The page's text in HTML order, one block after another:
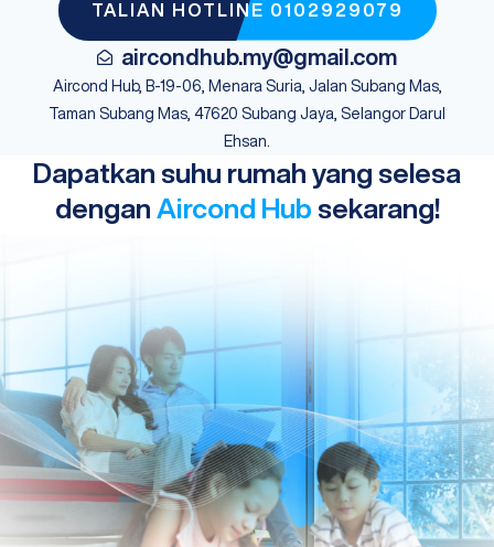
TALIAN HOTLINE 0102929079
aircondhub.my@gmail.com
Aircond Hub, B-19-06, Menara Suria, Jalan Subang Mas,
Taman Subang Mas, 47620 Subang Jaya, Selangor Darul
Ehsan.
Dapatkan suhu rumah yang selesa
dengan Aircond Hub sekarang!